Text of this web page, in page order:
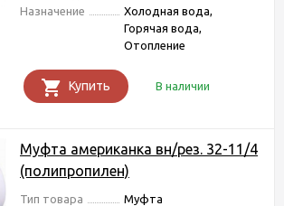
Назначение
Холодная вода,
Горячая вода,
Отопление
Купить В наличии
Муфта американка вн/рез. 32-11/4
(полипропилен)
Тип товара
Муфта